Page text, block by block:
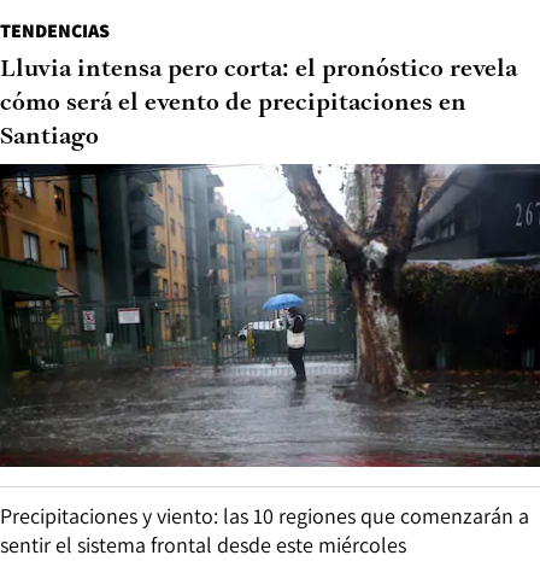
TENDENCIAS
Lluvia intensa pero corta: el pronóstico revela
cómo será el evento de precipitaciones en
Santiago
Precipitaciones y viento: las 10 regiones que comenzarán a
sentir el sistema frontal desde este miércoles